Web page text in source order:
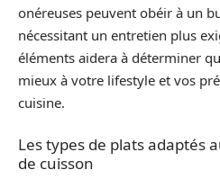
onéreuses peuvent obéir à un
nécessitant un entretien plus
éléments aidera à déterminer
mieux à votre lifestyle et vos
cuisine.
Les types de plats adaptés
de cuisson